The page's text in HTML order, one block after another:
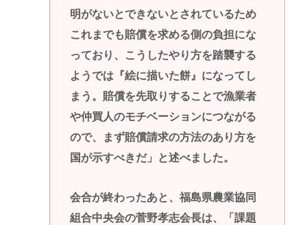
明がないとできないとされているため
これまでも賠償を求める側の負担にな
っており、こうしたやり方を踏襲する
ようでは『絵に描いた餅』になってし
まう。賠償を先取りすることで漁業者
や仲買人のモチベーションにつながる
ので、まず賠償請求の方法のあり方を
国が示すべきだ」と述べました。
会合が終わったあと、福島県農業協同
組合中央会の菅野孝志会長は、「課題